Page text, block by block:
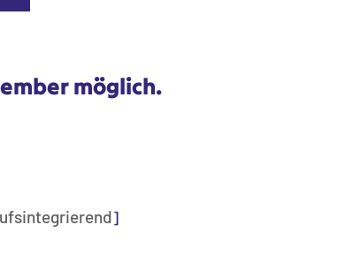
möglich.
]